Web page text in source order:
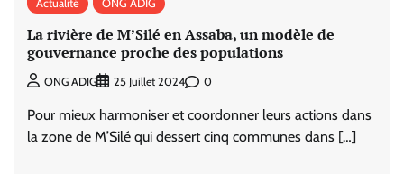
Actualité ONG ADIG
La rivière de M’Silé en Assaba, un modèle de
gouvernance proche des populations
ONG ADIG 25 Juillet 2024 0
Pour mieux harmoniser et coordonner leurs actions dans
la zone de M’Silé qui dessert cinq communes dans […]